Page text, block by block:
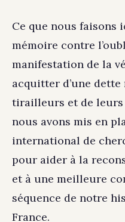
Ce que nous faisons
mémoire contre
manifestation de la
acquitter d’une
tirailleurs et de leurs
nous avons mis en
international de
pour aider à la
et à une meilleure
séquence de notre
France.